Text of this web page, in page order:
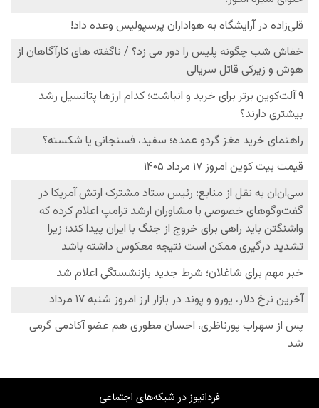
فردانیوز در شبکه‌های اجتماعی